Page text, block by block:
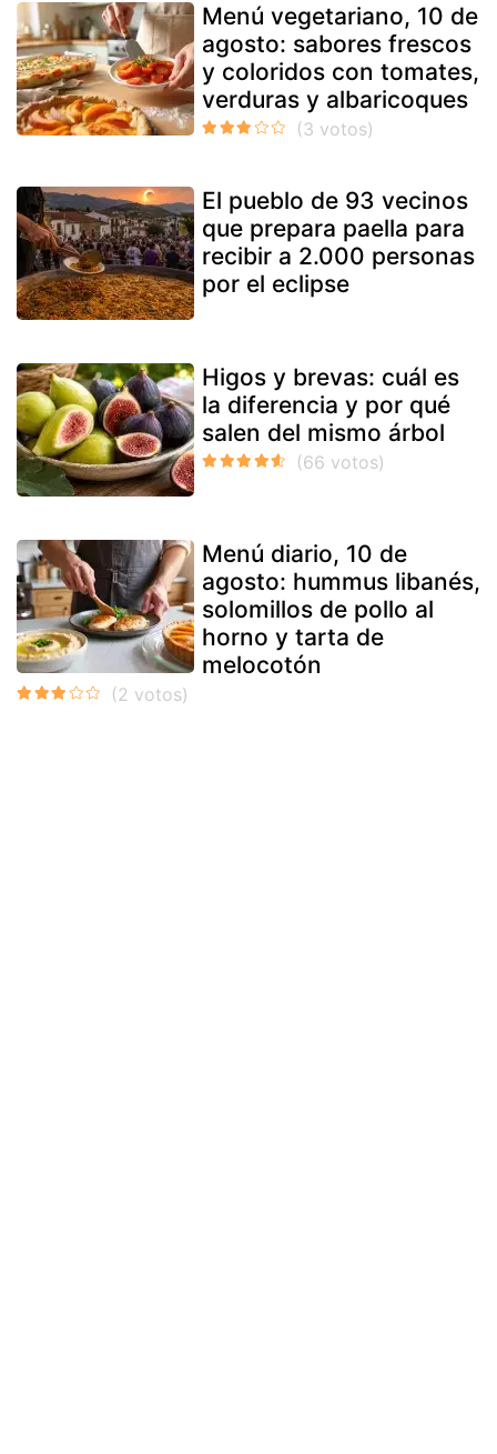
Menú vegetariano, 10 de
agosto: sabores frescos
y coloridos con tomates,
verduras y albaricoques
El pueblo de 93 vecinos
que prepara paella para
recibir a 2.000 personas
por el eclipse
Higos y brevas: cuál es
la diferencia y por qué
salen del mismo árbol
Menú diario, 10 de
agosto: hummus libanés,
solomillos de pollo al
horno y tarta de
melocotón